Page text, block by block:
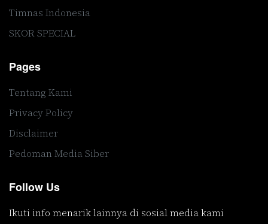
Timnas Indonesia
SKOR SPECIAL
Pages
Tentang Kami
Privacy Policy
Disclaimer
Pedoman Media Siber
Follow Us
Ikuti info menarik lainnya di sosial media kami